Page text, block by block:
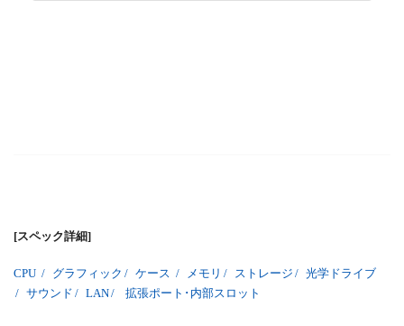
[スペック詳細]
CPU / グラフィック / ケース / メモリ / ストレージ / 光学ドライブ
/ サウンド / LAN/ 拡張ポート･内部スロット